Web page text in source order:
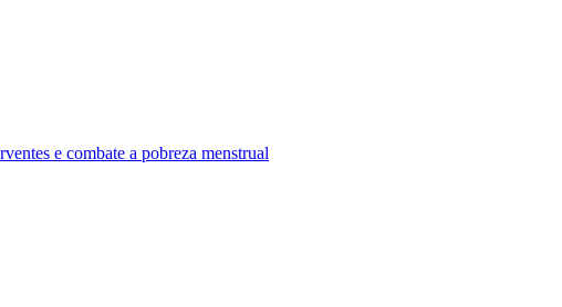
e combate a pobreza menstrual